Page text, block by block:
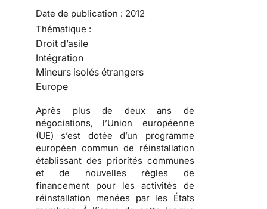
Date de publication : 2012
Thématique :
Droit d’asile
Intégration
Mineurs isolés étrangers
Europe
Après plus de deux ans de
négociations, l’Union européenne
(UE) s’est dotée d’un programme
européen commun de réinstallation
établissant des priorités communes
et de nouvelles règles de
financement pour les activités de
réinstallation menées par les États